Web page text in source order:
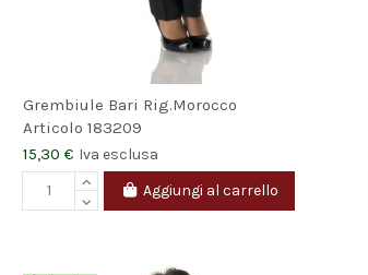
Grembiule Bari Rig.Morocco
Articolo 183209
15,30 € Iva esclusa
Aggiungi al carrello